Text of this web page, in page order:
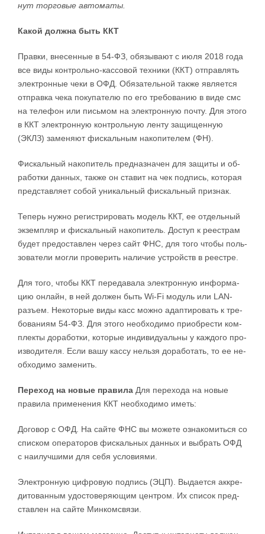
нут тор­го­вые ав­то­ма­ты.
Ка­кой дол­ж­на быть ККТ
Прав­ки, вне­сен­ные в 54-ФЗ, обя­зы­ва­ют с июля 2018 го­да
все ви­ды кон­троль­но-­кас­со­вой тех­ни­ки (ККТ) от­прав­лять
элек­трон­ные че­ки в ОФД. Обя­за­тель­ной та­к­же яв­ля­ет­ся
от­прав­ка че­ка по­ку­па­те­лю по его тре­бо­ва­нию в ви­де смс
на те­ле­фон или пись­мом на элек­трон­ную по­чту. Для это­го
в ККТ элек­трон­ную кон­троль­ную лен­ту за­щи­щен­ную
(ЭКЛЗ) за­ме­ня­ют фис­каль­ным на­ко­пи­те­лем (ФН).
Фис­каль­ный на­ко­пи­тель пред­на­з­на­чен для за­щи­ты и об­
ра­бо­т­ки дан­ных, та­к­же он ста­вит на чек под­пись, ко­то­рая
пред­став­ля­ет со­бой уни­каль­ный фис­каль­ный при­знак.
Те­перь ну­ж­но ре­ги­стри­ро­вать мо­дель ККТ, ее от­дель­ный
эк­зе­м­п­ляр и фис­каль­ный на­ко­пи­тель. До­ступ к ре­е­ст­рам
бу­дет пре­до­став­лен че­рез сайт ФНС, для то­го что­бы поль­
зо­ва­те­ли мо­г­ли про­ве­рить на­ли­чие устройств в ре­е­ст­ре.
Д­ля то­го, что­бы ККТ пе­ре­да­ва­ла элек­трон­ную ин­фор­ма­
цию он­лайн, в ней дол­жен быть Wi-Fi мо­дуль или LAN-
разъ­ем. Не­ко­то­рые ви­ды касс мо­ж­но ада­п­ти­ро­вать к тре­
бо­ва­ни­ям 54-ФЗ. Для это­го не­об­хо­ди­мо при­об­ре­сти ко­м­
плек­ты до­ра­бо­т­ки, ко­то­рые ин­ди­ви­ду­аль­ны у ка­ж­до­го про­
из­во­ди­те­ля. Ес­ли ва­шу кас­су нель­зя до­ра­бо­тать, то ее не­
об­хо­ди­мо за­ме­нить.
Пе­ре­ход на но­вые пра­ви­ла Д­ля пе­ре­хо­да на но­вые
пра­ви­ла при­ме­не­ния ККТ не­об­хо­ди­мо иметь:
До­го­вор с ОФД. На сай­те ФНС вы мо­же­те озна­ко­мить­ся со
спис­ком опе­ра­то­ров фис­каль­ных дан­ных и вы­брать ОФД
с на­и­луч­ши­ми для се­бя усло­ви­я­ми.
Элек­трон­ную ци­ф­ро­вую под­пись (ЭЦП). Вы­да­ет­ся ак­кре­
ди­то­ван­ным удо­сто­ве­ря­ю­щим цен­тром. Их спи­сок пред­
став­лен на сай­те Мин­ко­м­свя­зи.